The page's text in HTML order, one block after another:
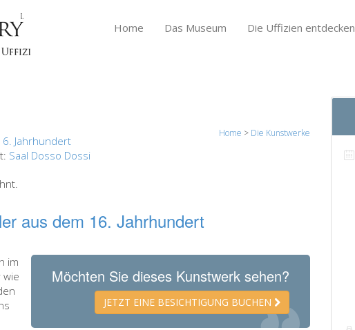
Home Das Museum Die Uffizien entdecken
Home > Die Kunstwerke
Jahrhundert
Saal Dosso Dossi
aus dem 16. Jahrhundert
Möchten Sie dieses Kunstwerk sehen?
JETZT EINE BESICHTIGUNG BUCHEN
im
wie